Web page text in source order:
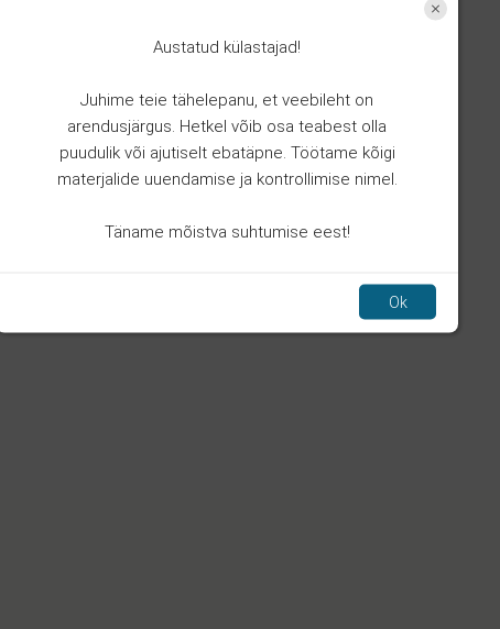
Austatud külastajad!
Juhime teie tähelepanu, et veebileht on
arendusjärgus. Hetkel võib osa teabest olla
puudulik või ajutiselt ebatäpne. Töötame kõigi
materjalide uuendamise ja kontrollimise nimel.
Täname mõistva suhtumise eest!
Ok